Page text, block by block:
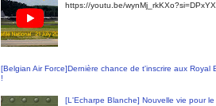
https://youtu.be/
[Belgian Air Force]Dernière chance de t'inscrire aux Royal
!
[L'Echarpe Blanche] Nouvelle vie pour